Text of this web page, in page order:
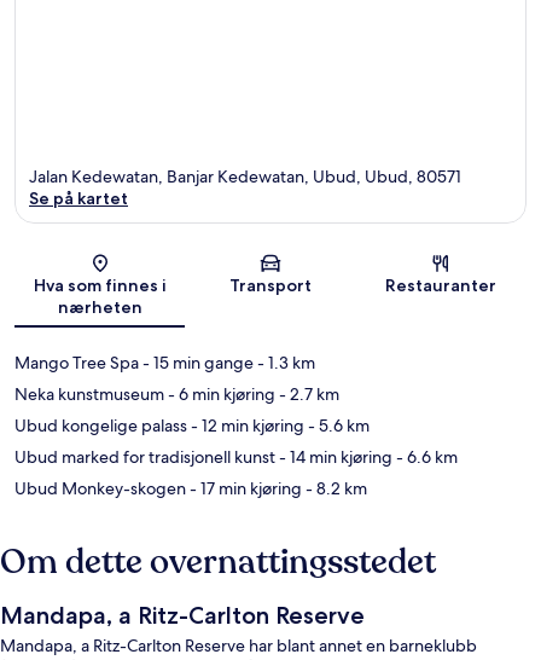
Kart
Jalan Kedewatan, Banjar Kedewatan, Ubud, Ubud, 80571
Se på kartet
Hva som finnes i
nærheten
Transport Restauranter
Mango Tree Spa- 15 min gange- 1.3 km
Neka kunstmuseum- 6 min kjøring - 2.7 km
Ubud kongelige palass- 12 min kjøring - 5.6 km
Ubud marked for tradisjonell kunst- 14 min kjøring - 6.6 km
Ubud Monkey-skogen- 17 min kjøring - 8.2 km
Om dette overnattingsstedet
Mandapa, a Ritz-Carlton Reserve
Mandapa, a Ritz-Carlton Reserve har blant annet en barneklubb